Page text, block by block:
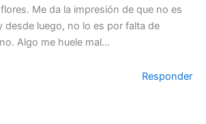
Me da la impresión de que no es
desde luego, no lo es por falta de
Algo me huele mal…
Responder